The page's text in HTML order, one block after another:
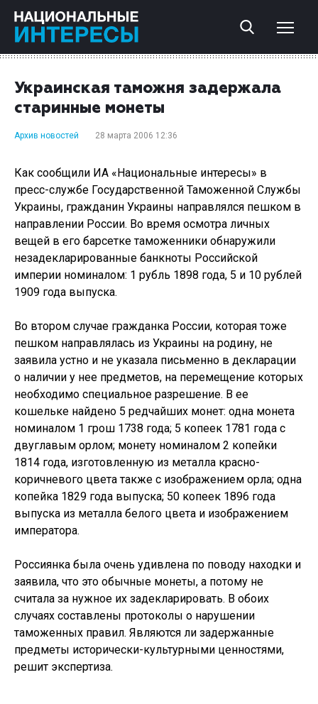
Украинская таможня задержала
старинные монеты
Архив новостей 28 марта 2006 12:36
Как сообщили ИА «Национальные интересы» в
пресс-службе Государственной Таможенной Службы
Украины, гражданин Украины направлялся пешком в
направлении России. Во время осмотра личных
вещей в его барсетке таможенники обнаружили
незадекларированные банкноты Российской
империи номиналом: 1 рубль 1898 года, 5 и 10 рублей
1909 года выпуска.
Во втором случае гражданка России, которая тоже
пешком направлялась из Украины на родину, не
заявила устно и не указала письменно в декларации
о наличии у нее предметов, на перемещение которых
необходимо специальное разрешение. В ее
кошельке найдено 5 редчайших монет: одна монета
номиналом 1 грош 1738 года; 5 копеек 1781 года с
двуглавым орлом; монету номиналом 2 копейки
1814 года, изготовленную из металла красно-
коричневого цвета также с изображением орла; одна
копейка 1829 года выпуска; 50 копеек 1896 года
выпуска из металла белого цвета и изображением
императора.
Россиянка была очень удивлена по поводу находки и
заявила, что это обычные монеты, а потому не
считала за нужное их задекларировать. В обоих
случаях составлены протоколы о нарушении
таможенных правил. Являются ли задержанные
предметы исторически-культурными ценностями,
решит экспертиза.